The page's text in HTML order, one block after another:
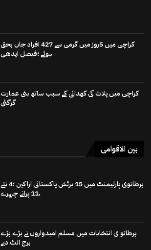
کراچی میں 5روز میں گرمی سے 427 افراد جاں بحق
ہوئے ؛فیصل ایدھی
کراچی میں پلاٹ کی کھدائی کے سبب ساتھ بنی عمارت
گرگئی
بین الاقوامی
برطانوی پارلیمنٹ میں 15 برٹش پاکستانی اراکین ؛4 نئے
،11 پرانے چہرے
برطانو ی انتخابات میں مسلم امیدواروں نے بڑے بڑے
برج الٹ دیے